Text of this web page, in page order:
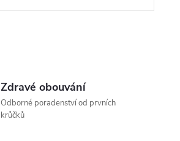
Zdravé obouvání
Odborné poradenství od prvních
krůčků